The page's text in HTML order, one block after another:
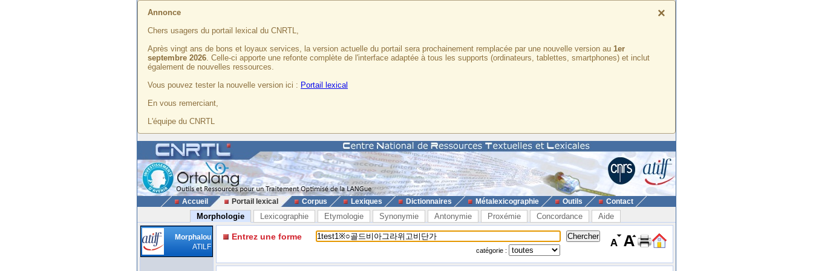
×
Annonce
Chers usagers du portail lexical du CNRTL,
Après vingt ans de bons et loyaux services, la version actuelle du portail sera prochainement remplacée par une nouvelle version au 1er
septembre 2026. Celle-ci apporte une refonte complète de l'interface adaptée à tous les supports (ordinateurs, tablettes, smartphones) et inclut
également de nouvelles ressources.
Vous pouvez tester la nouvelle version ici : Portail lexical
En vous remerciant,
L'équipe du CNRTL
Accueil Portail lexical Corpus Lexiques Dictionnaires Métalexicographie Outils Contact
Morphologie Lexicographie Etymologie Synonymie Antonymie Proxémie Concordance Aide
Morphalou
ATILF
Entrez une forme
catégorie :